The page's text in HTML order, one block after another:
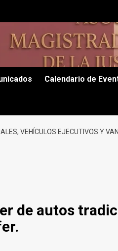
Calendario de
VEHÍCULOS EJECUTIVOS Y
de autos